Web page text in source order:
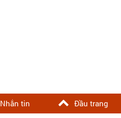
Nhắn tin Đầu trang